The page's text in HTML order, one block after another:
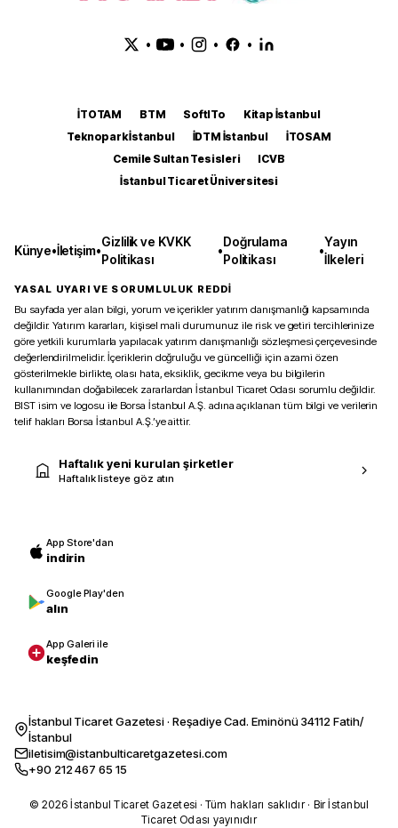
• • • •
İTOTAM BTM SoftITo
Kitap İstanbul
Teknopark İstanbul
İDTM İstanbul
İTOSAM
Cemile Sultan Tesisleri
ICVB
İstanbul Ticaret Üniversitesi
Künye•İletişim•
Gizlilik ve KVKK
Politikası
•
Doğrulama
Politikası
•
Yayın
İlkeleri
YASAL UYARI VE SORUMLULUK REDDİ
Bu sayfada yer alan bilgi, yorum ve içerikler yatırım danışmanlığı kapsamında
değildir. Yatırım kararları, kişisel mali durumunuz ile risk ve getiri tercihlerinize
göre yetkili kurumlarla yapılacak yatırım danışmanlığı sözleşmesi çerçevesinde
değerlendirilmelidir. İçeriklerin doğruluğu ve güncelliği için azami özen
gösterilmekle birlikte, olası hata, eksiklik, gecikme veya bu bilgilerin
kullanımından doğabilecek zararlardan İstanbul Ticaret Odası sorumlu değildir.
BIST isim ve logosu ile Borsa İstanbul A.Ş. adına açıklanan tüm bilgi ve verilerin
telif hakları Borsa İstanbul A.Ş.’ye aittir.
Haftalık yeni kurulan şirketler
Haftalık listeye göz atın
App Store'dan
indirin
Google Play'den
alın
App Galeri ile
keşfedin
İstanbul Ticaret Gazetesi · Reşadiye Cad. Eminönü 34112 Fatih/
İstanbul
iletisim@istanbulticaretgazetesi.com
+90 212 467 65 15
© 2026 İstanbul Ticaret Gazetesi · Tüm hakları saklıdır · Bir İstanbul
Ticaret Odası yayınıdır